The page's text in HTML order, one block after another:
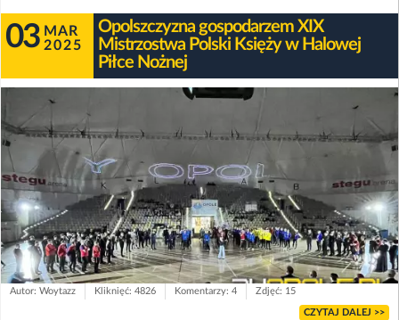
03 MAR
2025
Opolszczyzna gospodarzem XIX
Mistrzostwa Polski Księży w Halowej
Piłce Nożnej
Autor: Woytazz Kliknięć: 4826 Komentarzy: 4 Zdjęć: 15
CZYTAJ DALEJ >>